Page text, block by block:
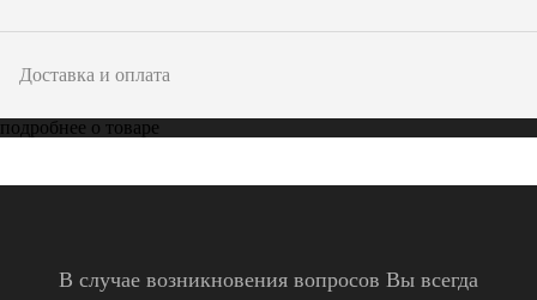
Доставка и оплата
подробнее о товаре
В случае возникновения вопросов Вы всегда